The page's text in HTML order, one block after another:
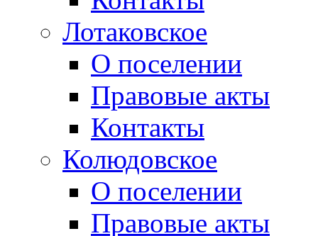
Лотаковское
О поселении
Правовые акты
Контакты
Колюдовское
О поселении
Правовые акты